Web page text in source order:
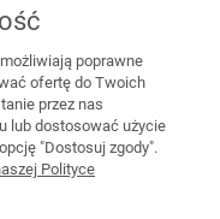
bardzo dobrymi
czyszczeniem.
na ścieranie
wysoka odporność
trwałości.
fotelach i krzesłach
Tkanina Seattle
dzięki jej
poprawne
ofertę do Twoich
przez nas
lub dostosować użycie
"Dostosuj zgody".
Polityce